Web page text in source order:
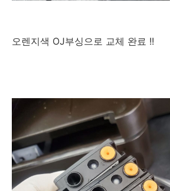
오렌지색 OJ부싱으로 교체 완료 !!